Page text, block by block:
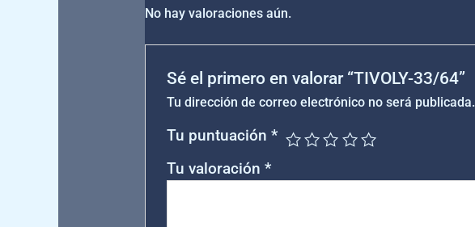
No hay valoraciones aún.
Sé el primero en valorar “TIVOLY-33/64”
Tu dirección de correo electrónico no será publicada.
Tu puntuación*
Tu valoración*